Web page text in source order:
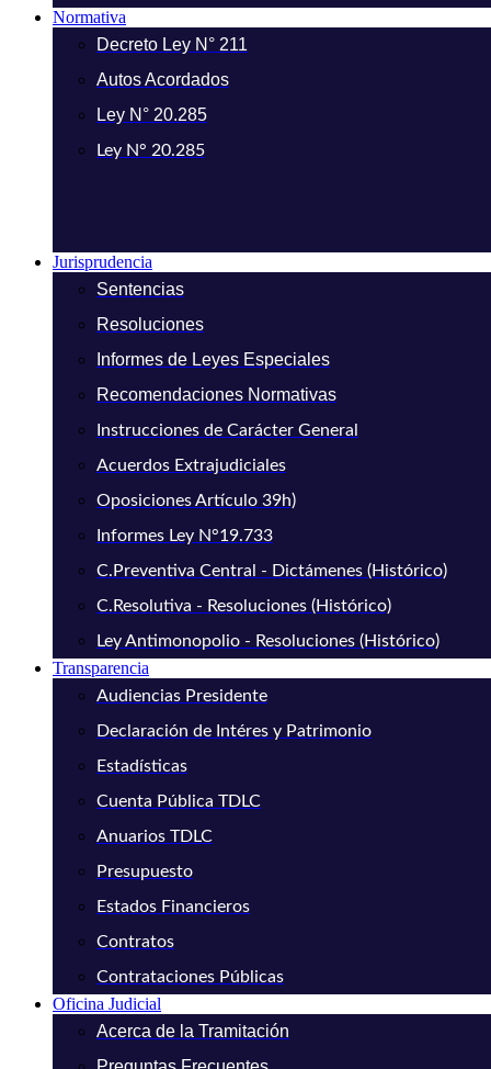
Normativa
Decreto Ley N° 211
Autos Acordados
Ley N° 20.285
Ley N° 20.285
Jurisprudencia
Sentencias
Resoluciones
Informes de Leyes Especiales
Recomendaciones Normativas
Instrucciones de Carácter General
Acuerdos Extrajudiciales
Oposiciones Artículo 39h)
Informes Ley N°19.733
C.Preventiva Central - Dictámenes (Histórico)
C.Resolutiva - Resoluciones (Histórico)
Ley Antimonopolio - Resoluciones (Histórico)
Transparencia
Audiencias Presidente
Declaración de Intéres y Patrimonio
Estadísticas
Cuenta Pública TDLC
Anuarios TDLC
Presupuesto
Estados Financieros
Contratos
Contrataciones Públicas
Oficina Judicial
Acerca de la Tramitación